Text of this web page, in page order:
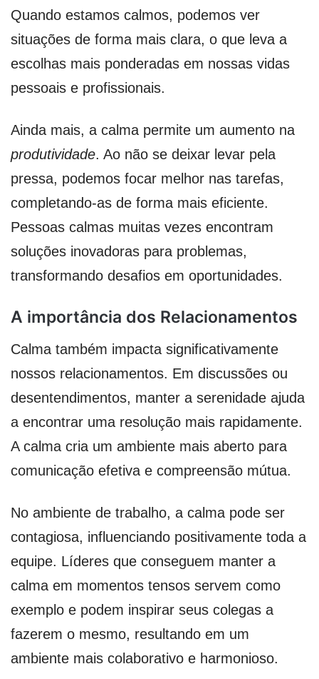
Quando estamos calmos, podemos ver
situações de forma mais clara, o que leva a
escolhas mais ponderadas em nossas vidas
pessoais e profissionais.
Ainda mais, a calma permite um aumento na
produtividade. Ao não se deixar levar pela
pressa, podemos focar melhor nas tarefas,
completando-as de forma mais eficiente.
Pessoas calmas muitas vezes encontram
soluções inovadoras para problemas,
transformando desafios em oportunidades.
A importância dos Relacionamentos
Calma também impacta significativamente
nossos relacionamentos. Em discussões ou
desentendimentos, manter a serenidade ajuda
a encontrar uma resolução mais rapidamente.
A calma cria um ambiente mais aberto para
comunicação efetiva e compreensão mútua.
No ambiente de trabalho, a calma pode ser
contagiosa, influenciando positivamente toda a
equipe. Líderes que conseguem manter a
calma em momentos tensos servem como
exemplo e podem inspirar seus colegas a
fazerem o mesmo, resultando em um
ambiente mais colaborativo e harmonioso.